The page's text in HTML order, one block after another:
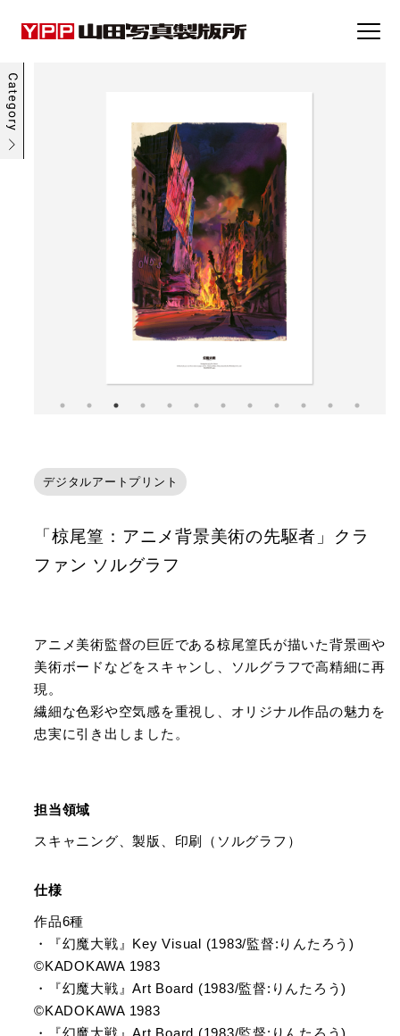
トピックス
企業情報
採用情報
お問い合わせ
デジタルアートプリント
「椋尾篁：アニメ背景美術の先駆者」クラ
ファン ソルグラフ
アニメ美術監督の巨匠である椋尾篁氏が描いた背景画や
美術ボードなどをスキャンし、ソルグラフで高精細に再
現。
繊細な色彩や空気感を重視し、オリジナル作品の魅力を
忠実に引き出しました。
担当領域
スキャニング、製版、印刷（ソルグラフ）
仕様
作品6種
・『幻魔大戦』Key Visual (1983/監督:りんたろう)
©️KADOKAWA 1983
・『幻魔大戦』Art Board (1983/監督:りんたろう)
©️KADOKAWA 1983
・『幻魔大戦』Art Board (1983/監督:りんたろう)